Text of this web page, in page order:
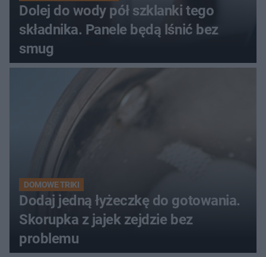
Dolej do wody pół szklanki tego
składnika. Panele będą lśnić bez
smug
DOMOWE TRIKI
Dodaj jedną łyżeczkę do gotowania.
Skorupka z jajek zejdzie bez
problemu